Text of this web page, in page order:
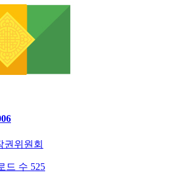
권위원회
드 수 525